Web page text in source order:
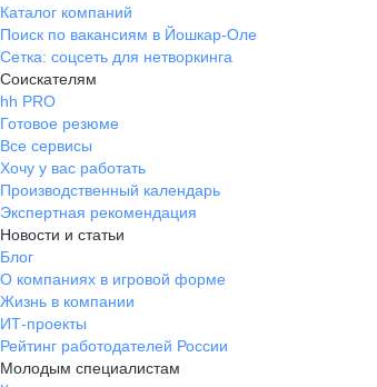
Каталог компаний
Поиск по вакансиям в Йошкар-Оле
Сетка: соцсеть для нетворкинга
Соискателям
hh PRO
Готовое резюме
Все сервисы
Хочу у вас работать
Производственный календарь
Экспертная рекомендация
Новости и статьи
Блог
О компаниях в игровой форме
Жизнь в компании
ИТ-проекты
Рейтинг работодателей России
Молодым специалистам